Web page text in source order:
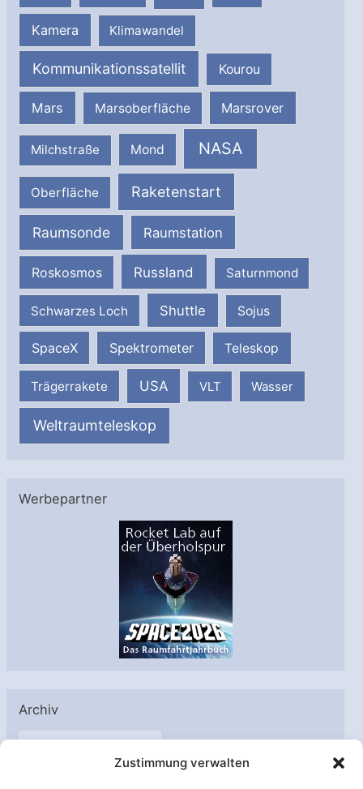
Zustimmung verwalten
Kamera Klimawandel
Kommunikationssatellit Kourou
Mars Marsoberfläche Marsrover
Milchstraße Mond NASA
Oberfläche Raketenstart
Raumsonde Raumstation
Roskosmos Russland Saturnmond
Schwarzes Loch Shuttle Sojus
SpaceX Spektrometer Teleskop
Trägerrakete USA VLT Wasser
Weltraumteleskop
Werbepartner
Archiv
A